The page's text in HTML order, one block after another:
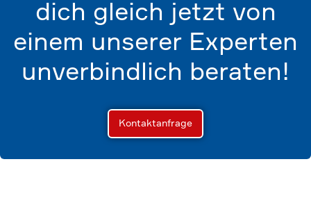
dich gleich jetzt von
einem unserer Experten
unverbindlich beraten!
Kontaktanfrage